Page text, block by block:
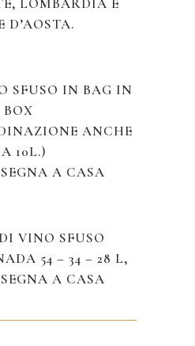
LOMBARDIA E
D’AOSTA.
SFUSO IN BAG IN
BOX
ANCHE
10L.)
A CASA
VINO SFUSO
54 – 34 – 28 L,
A CASA